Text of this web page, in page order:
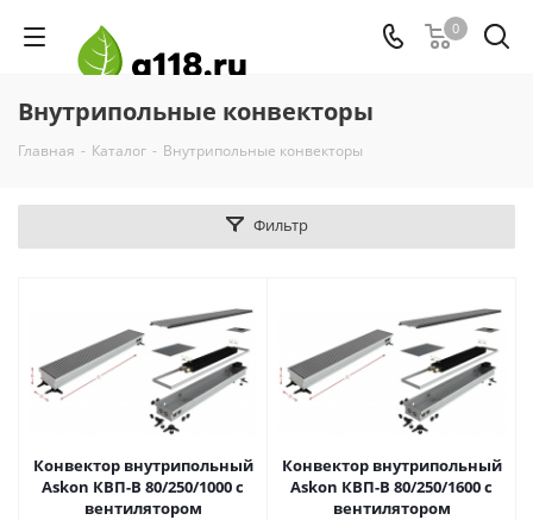
0
Внутрипольные конвекторы
Главная - Каталог - Внутрипольные конвекторы
Фильтр
Конвектор внутрипольный
Askon КВП-В 80/250/1000 с
вентилятором
Конвектор внутрипольный
Askon КВП-В 80/250/1600 с
вентилятором